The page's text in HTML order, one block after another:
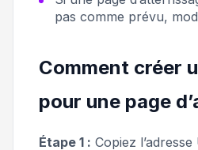
pas comme prévu,
Comment créer
pour une page
Étape 1 : Copiez